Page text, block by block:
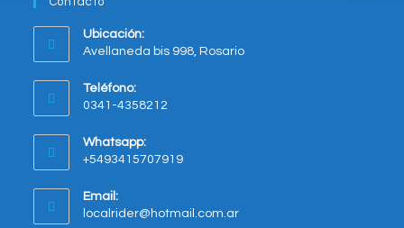
Ubicación:
Avellaneda bis 998, Rosario
in
new
tab
Teléfono:
0341-4358212
Whatsapp:
+5493415707919
in
Email:
localrider@hotmail.com.arOpens